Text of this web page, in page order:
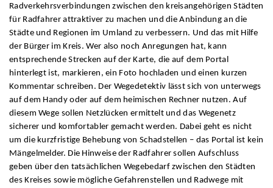
Radverkehrsverbindungen zwischen den kreisangehörigen Städten
für Radfahrer attraktiver zu machen und die Anbindung an die
Städte und Regionen im Umland zu verbessern. Und das mit Hilfe
der Bürger im Kreis. Wer also noch Anregungen hat, kann
entsprechende Strecken auf der Karte, die auf dem Portal
hinterlegt ist, markieren, ein Foto hochladen und einen kurzen
Kommentar schreiben. Der Wegedetektiv lässt sich von unterwegs
auf dem Handy oder auf dem heimischen Rechner nutzen. Auf
diesem Wege sollen Netzlücken ermittelt und das Wegenetz
sicherer und komfortabler gemacht werden. Dabei geht es nicht
um die kurzfristige Behebung von Schadstellen – das Portal ist kein
Mängelmelder. Die Hinweise der Radfahrer sollen Aufschluss
geben über den tatsächlichen Wegebedarf zwischen den Städten
des Kreises sowie mögliche Gefahrenstellen und Radwege mit